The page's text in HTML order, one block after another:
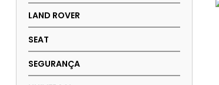
LAND ROVER
SEAT
SEGURANÇA